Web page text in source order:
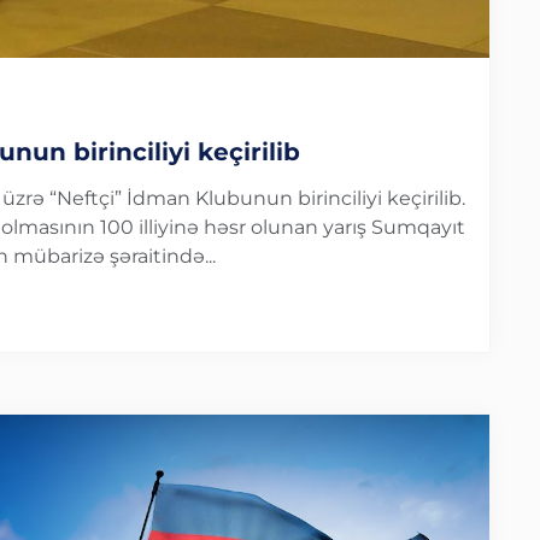
birinciliyi keçirilib
“Neftçi” İdman Klubunun birinciliyi keçirilib.
100 illiyinə həsr olunan yarış Sumqayıt
mübarizə şəraitində...